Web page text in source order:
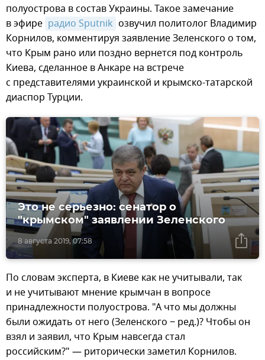
полуострова в состав Украины. Такое замечание
в эфире радио Sputnik озвучил политолог Владимир
Корнилов, комментируя заявление Зеленского о том,
что Крым рано или поздно вернется под контроль
Киева, сделанное в Анкаре на встрече
с представителями украинской и крымско-татарской
диаспор Турции.
8 августа 2019, 07:58
Это не серьезно: сенатор о
"крымском" заявлении Зеленского
По словам эксперта, в Киеве как не учитывали, так
и не учитывают мнение крымчан в вопросе
принадлежности полуострова. "А что мы должны
были ожидать от него (Зеленского ‒ ред.)? Чтобы он
взял и заявил, что Крым навсегда стал
российским?" — риторически заметил Корнилов.